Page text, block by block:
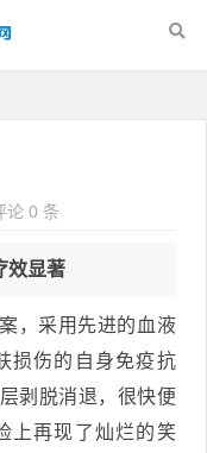
论 0 条
效显著
，采用先进的血液
损伤的自身免疫抗
剥脱消退，很快便
上再现了灿烂的笑